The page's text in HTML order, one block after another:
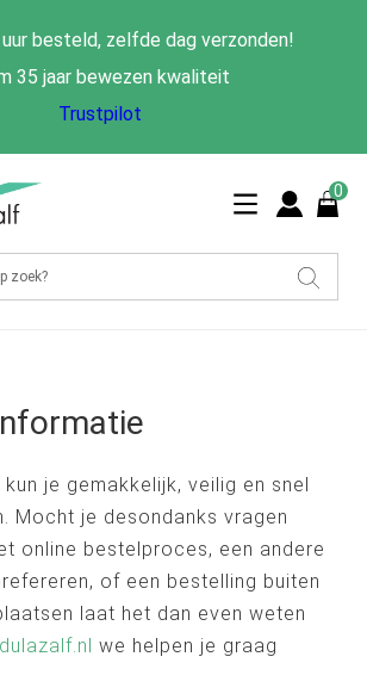
besteld, zelfde dag verzonden!
35 jaar bewezen kwaliteit
Trustpilot
0
kun je gemakkelijk, veilig en snel
Mocht je desondanks vragen
online bestelproces, een andere
of een bestelling buiten
laat het dan even weten
we helpen je graag